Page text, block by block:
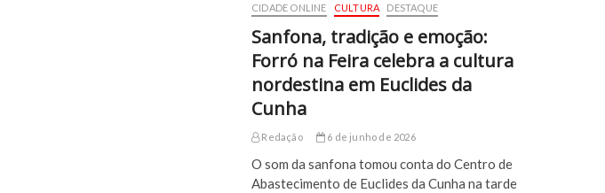
CIDADE ONLINE CULTURA DESTAQUE
Sanfona, tradição e emoção:
Forró na Feira celebra a cultura
nordestina em Euclides da
Cunha
Redação 6 de junho de 2026
O som da sanfona tomou conta do Centro de
Abastecimento de Euclides da Cunha na tarde